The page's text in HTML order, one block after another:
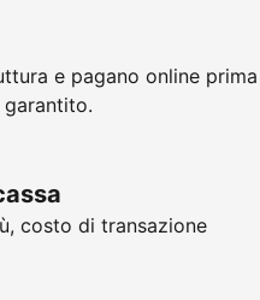
e pagano online prima
costo di transazione